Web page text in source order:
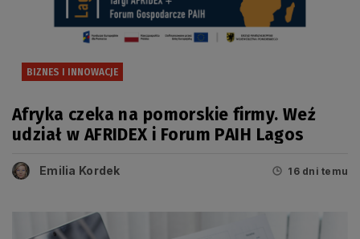
BIZNES I INNOWACJE
Afryka czeka na pomorskie firmy. Weź
udział w AFRIDEX i Forum PAIH Lagos
Emilia Kordek 16 dni temu